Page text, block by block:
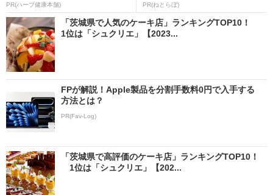
PR(ハーブ健康本舗) PR(ねとらぼ)
「茨城県で人気のケーキ店」ランキングTOP10！
1位は「シュクリエ」【2023...
FPが解説！Apple製品を分割手数料0円で入手する
方法とは？
PR(Fav-Log)
「茨城県で高評価のケーキ店」ランキングTOP10！
1位は「シュクリエ」【202...